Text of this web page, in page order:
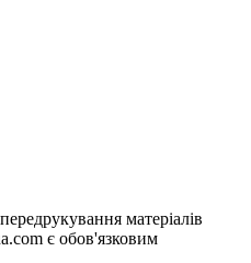
матеріалів
є обов'язковим